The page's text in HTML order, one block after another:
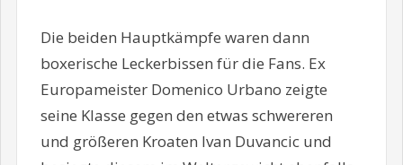
Die beiden Hauptkämpfe waren dann
boxerische Leckerbissen für die Fans. Ex
Europameister Domenico Urbano zeigte
seine Klasse gegen den etwas schwereren
und größeren Kroaten Ivan Duvancic und